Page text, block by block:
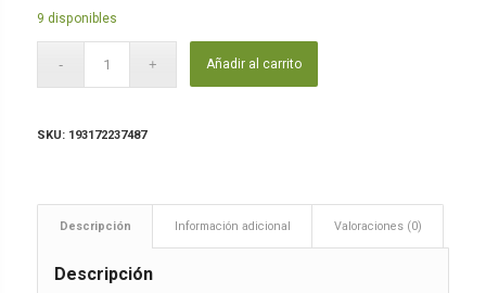
9 disponibles
Añadir al carrito
SKU: 193172237487
Descripción Información adicional Valoraciones (0)
Descripción